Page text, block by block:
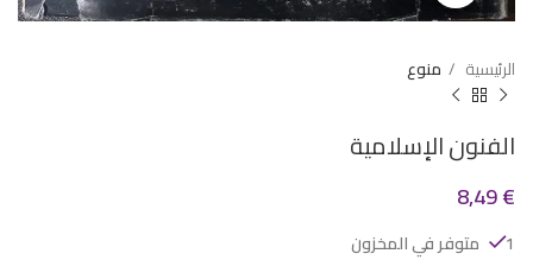
الرئيسية منوع
‏الفنون الإسلامية
8,49€
1 متوفر في المخزون